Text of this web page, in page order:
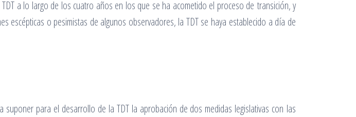
a lo largo de los cuatro años en los que se ha acometido el proceso de transición, y
o pesimistas de algunos observadores, la TDT se haya establecido a día de
para el desarrollo de la TDT la aprobación de dos medidas legislativas con las